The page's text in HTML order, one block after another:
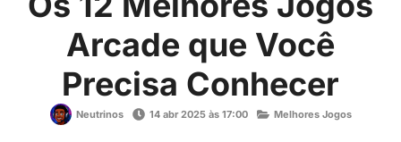
Arcade que Você
Precisa Conhecer
Neutrinos 14 abr 2025 às 17:00 Melhores Jogos